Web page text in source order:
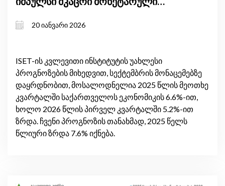
პროგნოზის განახლება, იანვარი
20 იანვარი 2026
ISET-ის კვლევითი ინსტიტუტის უახლესი
პროგნოზების მიხედვით, სექტემბრის მონაცემებზე
დაყრდნობით, მოსალოდნელია 2025 წლის მეოთხე
კვარტალში საქართველოს ეკონომიკის 6.6%-ით,
ხოლო 2026 წლის პირველ კვარტალში 5.2%-ით
ზრდა. ჩვენი პროგნოზის თანახმად, 2025 წელს
წლიური ზრდა 7.6% იქნება.